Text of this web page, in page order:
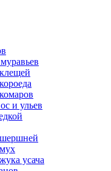
и ульев
усача